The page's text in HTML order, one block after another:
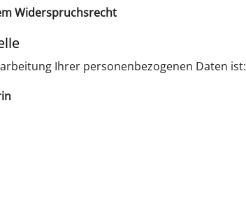
Widerspruchsrecht
Ihrer personenbezogenen Daten ist: